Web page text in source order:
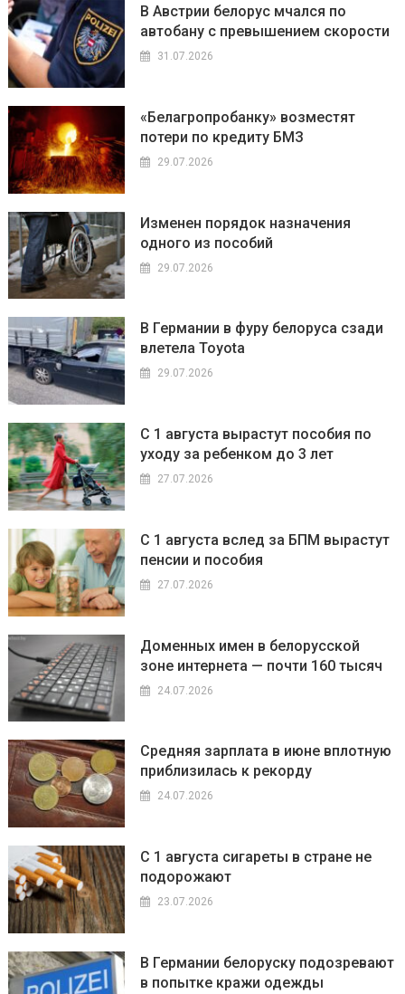
В Австрии белорус мчался по
автобану с превышением скорости
31.07.2026
«Белагропробанку» возместят
потери по кредиту БМЗ
29.07.2026
Изменен порядок назначения
одного из пособий
29.07.2026
В Германии в фуру белоруса сзади
влетела Toyota
29.07.2026
С 1 августа вырастут пособия по
уходу за ребенком до 3 лет
27.07.2026
С 1 августа вслед за БПМ вырастут
пенсии и пособия
27.07.2026
Доменных имен в белорусской
зоне интернета — почти 160 тысяч
24.07.2026
Средняя зарплата в июне вплотную
приблизилась к рекорду
24.07.2026
С 1 августа сигареты в стране не
подорожают
23.07.2026
В Германии белоруску подозревают
в попытке кражи одежды